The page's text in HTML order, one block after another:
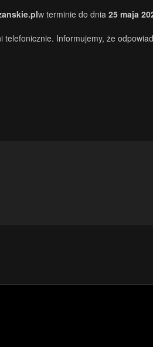
w terminie do dnia 25 maja
Informujemy, że